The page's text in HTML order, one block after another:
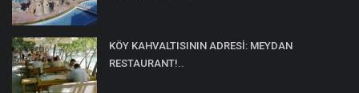
KÖY KAHVALTISININ ADRESİ: MEYDAN
RESTAURANT!..